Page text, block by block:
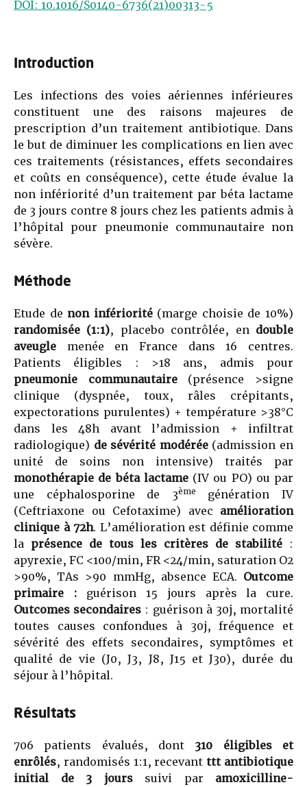
DOI: 10.1016/S0140-6736(21)00313-5
Introduction
Les infections des voies aériennes inférieures
constituent une des raisons majeures de
prescription d’un traitement antibiotique. Dans
le but de diminuer les complications en lien avec
ces traitements (résistances, effets secondaires
et coûts en conséquence), cette étude évalue la
non infériorité d’un traitement par béta lactame
de 3 jours contre 8 jours chez les patients admis à
l’hôpital pour pneumonie communautaire non
sévère.
Méthode
Etude de non infériorité (marge choisie de 10%)
randomisée (1:1), placebo contrôlée, en double
aveugle menée en France dans 16 centres.
Patients éligibles : >18 ans, admis pour
pneumonie communautaire(présence >signe
clinique (dyspnée, toux, râles crépitants,
expectorations purulentes) + température >38°C
dans les 48h avant l’admission + infiltrat
radiologique) de sévérité modérée(admission en
unité de soins non intensive) traités par
monothérapie de béta lactame(IV ou PO) ou par
une céphalosporine de 3ème
génération IV
(Ceftriaxone ou Cefotaxime) avec amélioration
clinique à 72h. L’amélioration est définie comme
la présence de tous les critères de stabilité :
apyrexie, FC <100/min, FR <24/min, saturation O2
>90%, TAs >90 mmHg, absence ECA. Outcome
primaire : guérison 15 jours après la cure.
Outcomes secondaires : guérison à 30j, mortalité
toutes causes confondues à 30j, fréquence et
sévérité des effets secondaires, symptômes et
qualité de vie (J0, J3, J8, J15 et J30), durée du
séjour à l’hôpital.
Résultats
706 patients évalués, dont 310 éligibles et
enrôlés, randomisés 1:1, recevantttt antibiotique
initial de 3 jourssuivi par amoxicilline-